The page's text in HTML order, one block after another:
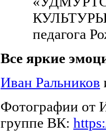
КУЛЬТУРЫ»
педагога
Все яркие
Иван Ральников
Фотографии от
группе ВК: